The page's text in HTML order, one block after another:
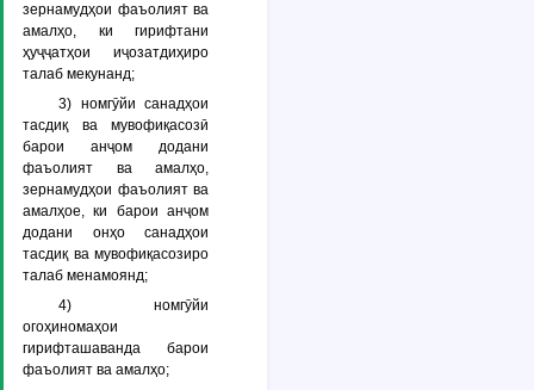
зернамудҳои фаъолият ва
амалҳо, ки гирифтани
ҳуҷҷатҳои иҷозатдиҳиро
талаб мекунанд;
3) номгӯйи санадҳои
тасдиқ ва мувофиқасозӣ
барои анҷом додани
фаъолият ва амалҳо,
зернамудҳои фаъолият ва
амалҳое, ки барои анҷом
додани онҳо санадҳои
тасдиқ ва мувофиқасозиро
талаб менамоянд;
4) номгӯйи
огоҳиномаҳои
гирифташаванда барои
фаъолият ва амалҳо;